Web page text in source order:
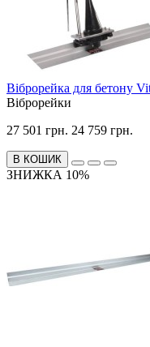
Віброрейка для бетону
Віброрейки
27 501 грн. 24 759 грн.
В КОШИК
ЗНИЖКА 10%